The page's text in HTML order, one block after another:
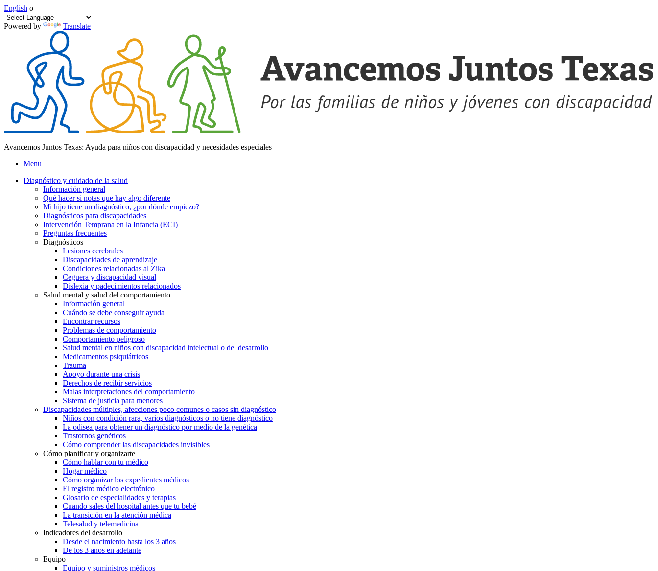
English o
Powered by Translate
Avancemos Juntos Texas: Ayuda para niños con discapacidad y necesidades especiales
Menu
Diagnóstico y cuidado de la salud
Información general
Qué hacer si notas que hay algo diferente
Mi hijo tiene un diagnóstico, ¿por dónde empiezo?
Diagnósticos para discapacidades
Intervención Temprana en la Infancia (ECI)
Preguntas frecuentes
Diagnósticos
Lesiones cerebrales
Discapacidades de aprendizaje
Condiciones relacionadas al Zika
Ceguera y discapacidad visual
Dislexia y padecimientos relacionados
Salud mental y salud del comportamiento
Información general
Cuándo se debe conseguir ayuda
Encontrar recursos
Problemas de comportamiento
Comportamiento peligroso
Salud mental en niños con discapacidad intelectual o del desarrollo
Medicamentos psiquiátricos
Trauma
Apoyo durante una crisis
Derechos de recibir servicios
Malas interpretaciones del comportamiento
Sistema de justicia para menores
Discapacidades múltiples, afecciones poco comunes o casos sin diagnóstico
Niños con condición rara, varios diagnósticos o no tiene diagnóstico
La odisea para obtener un diagnóstico por medio de la genética
Trastornos genéticos
Cómo comprender las discapacidades invisibles
Cómo planificar y organizarte
Cómo hablar con tu médico
Hogar médico
Cómo organizar los expedientes médicos
El registro médico electrónico
Glosario de especialidades y terapias
Cuando sales del hospital antes que tu bebé
La transición en la atención médica
Telesalud y telemedicina
Indicadores del desarrollo
Desde el nacimiento hasta los 3 años
De los 3 años en adelante
Equipo
Equipo y suministros médicos